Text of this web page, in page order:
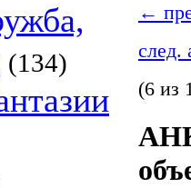
(134)
←
след.
(6 из